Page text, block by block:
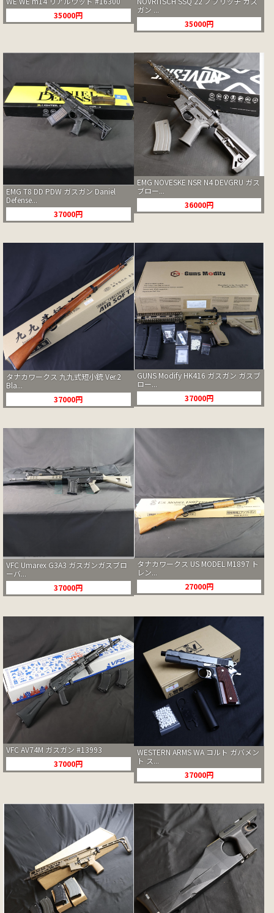
35000円
ガン ...
35000円
EMG T8 DD PDW ガスガン Daniel
Defense...
37000円
EMG NOVESKE NSR N4 DEVGRU ガス
ブロー...
36000円
タナカワークス 九九式短小銃 Ver.2
Bla...
37000円
GUNS Modify HK416 ガスガン ガスブ
ロー...
37000円
VFC Umarex G3A3 ガスガンガスブロ
ーバ...
37000円
タナカワークス US MODEL M1897 ト
レン...
27000円
VFC AV74M ガスガン #13993
37000円
WESTERN ARMS WA コルト ガバメン
ト ス...
37000円